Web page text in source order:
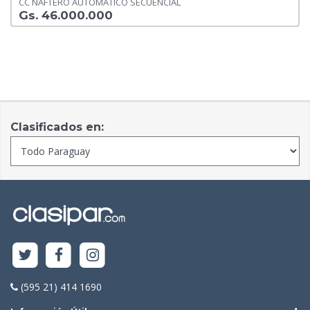
Gs. 46.000.000
Clasificados en:
(595 21) 414 1690